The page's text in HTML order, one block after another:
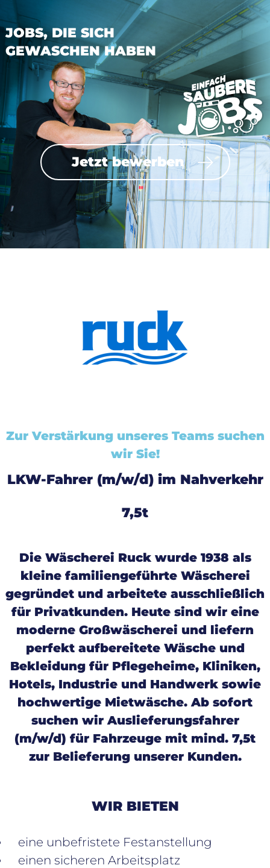
JOBS, DIE SICH
GEWASCHEN HABEN
Jetzt bewerben
Zur Verstärkung unseres Teams suchen
wir Sie!
LKW-Fahrer (m/w/d) im Nahverkehr
7,5t
Die Wäscherei Ruck wurde 1938 als
kleine familiengeführte Wäscherei
gegründet und arbeitete ausschließlich
für Privatkunden. Heute sind wir eine
moderne Großwäscherei und liefern
perfekt aufbereitete Wäsche und
Bekleidung für Pflegeheime, Kliniken,
Hotels, Industrie und Handwerk sowie
hochwertige Mietwäsche. Ab sofort
suchen wir Auslieferungsfahrer
(m/w/d) für Fahrzeuge mit mind. 7,5t
zur Belieferung unserer Kunden.
WIR BIETEN
eine unbefristete Festanstellung
einen sicheren Arbeitsplatz